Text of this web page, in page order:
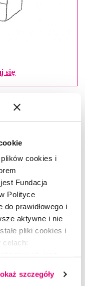
cookies i
Fundacja
Polityce
prawidłowego i
aktywne i nie
pliki cookies i
celach:
szczegóły
się
dziennikarz,
roku na
Media Co.,
Tribune